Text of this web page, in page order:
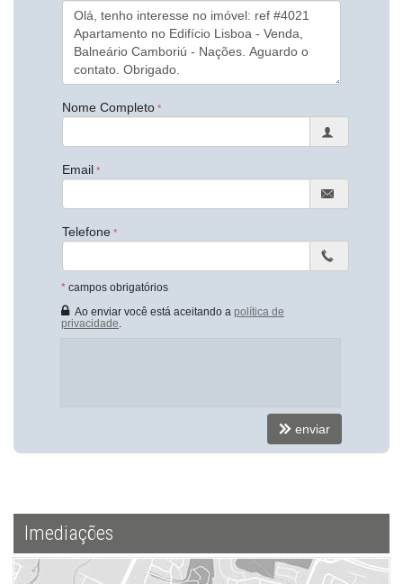
Cozinha Americana
Sacada Integrada
Banheiro Social
Características do Empreendimento
Salão de Festas
Captação de Água
Portão Eletrônico
Hall Decorado e Mobiliado
Endereço:
Rua Portugal
Balneário Camboriú /SC
Nome Completo
Email
Telefone
* campos obrigatórios
Ao enviar você está aceitando a política de
privacidade
enviar
Imediações